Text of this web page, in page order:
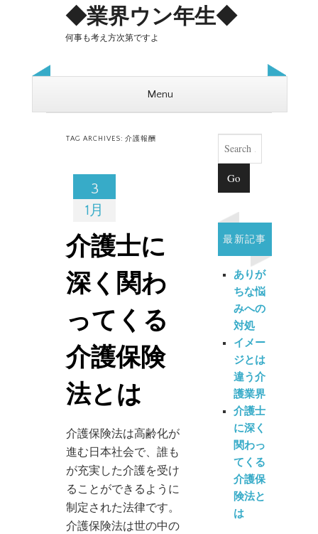
◆業界ウン年生◆
何事も考え方次第ですよ
Menu
TAG ARCHIVES:介護報酬
3
1月
介護士に
深く関わ
ってくる
介護保険
法とは
介護保険法は高齢化が
進む日本社会で、誰も
が充実した介護を受け
ることができるように
制定された法律です。
介護保険法は世の中の
Search
最新記事
ありが
ちな悩
みへの
対処
イメー
ジとは
違う介
護業界
介護士
に深く
関わっ
てくる
介護保
険法と
は